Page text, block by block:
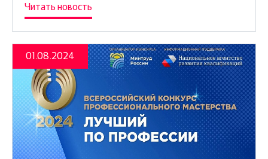
Читать новость
01.08.2024